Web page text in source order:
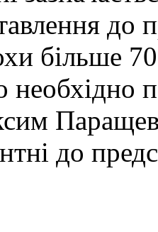
до
більше
до